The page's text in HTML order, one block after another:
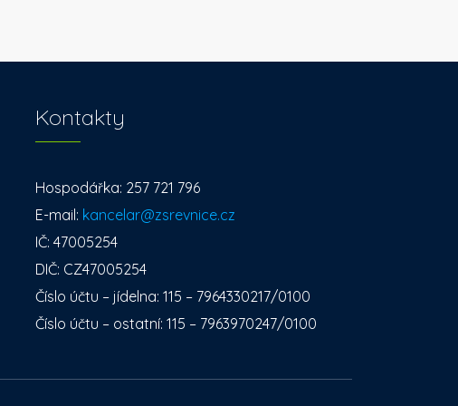
Kontakty
Hospodářka: 257 721 796
E-mail: kancelar@zsrevnice.cz
IČ: 47005254
DIČ: CZ47005254
Číslo účtu – jídelna: 115 – 7964330217/0100
Číslo účtu – ostatní: 115 – 7963970247/0100